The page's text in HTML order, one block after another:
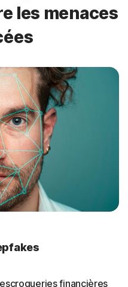
les menaces
financières